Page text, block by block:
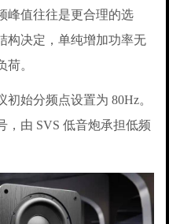
峰值往往是更合理的选
构决定，单纯增加功率无
。
始分频点设置为 80Hz。
，由 SVS 低音炮承担低频